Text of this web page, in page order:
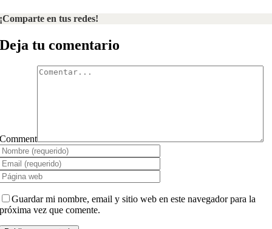
¡Comparte en tus redes!
Deja tu comentario
Comment
Guardar mi nombre, email y sitio web en este navegador para la
próxima vez que comente.